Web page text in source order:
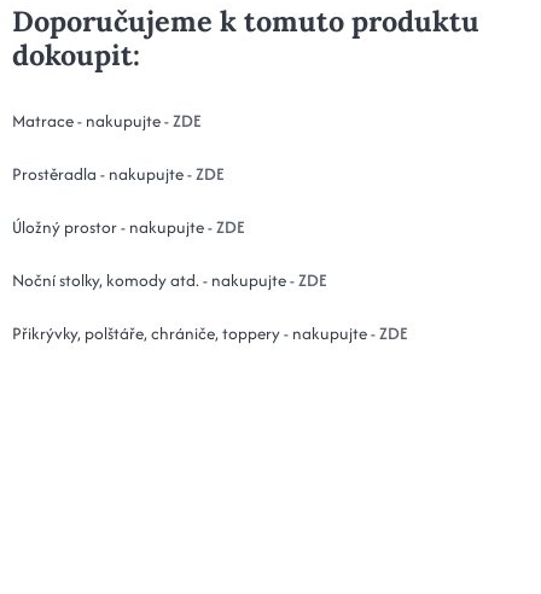
Doporučujeme k tomuto produktu
dokoupit:
Matrace - nakupujte -ZDE
Prostěradla - nakupujte -ZDE
Úložný prostor - nakupujte -ZDE
Noční stolky, komody atd. - nakupujte -ZDE
Přikrývky, polštáře, chrániče, toppery - nakupujte -ZDE